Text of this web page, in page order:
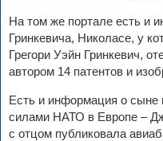
На том же портале есть и
Гринкевича, Николасе, у
Грегори Уэйн Гринкевич,
автором 14 патентов и
Есть и информация о
силами НАТО в Европе –
с отцом публиковала